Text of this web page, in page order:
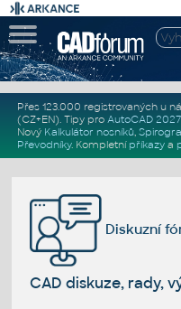
Přes 123.000 registrovaných u
(CZ+EN). Tipy pro AutoCAD 2027
Nový Kalkulátor nosníků,
Převodníky. Kompletní příkazya
Diskuzní
CAD diskuze, rady,